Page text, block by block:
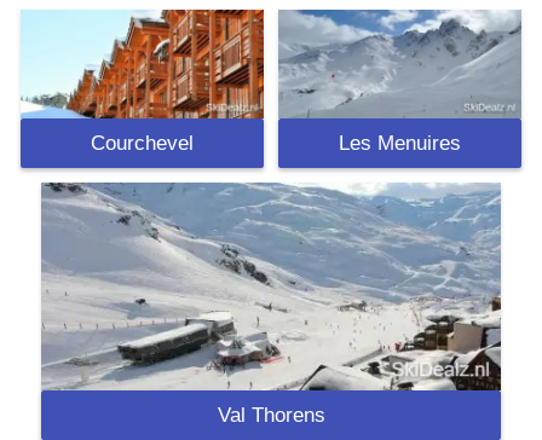
Courchevel Les Menuires
Val Thorens